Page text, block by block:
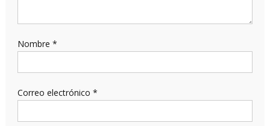
Nombre *
Correo electrónico *